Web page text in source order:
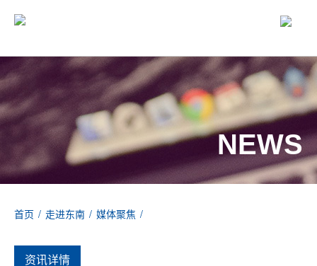
NEWS
首页 / 走进东南 / 媒体聚焦 /
资讯详情